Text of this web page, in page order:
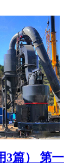
3篇） 第一